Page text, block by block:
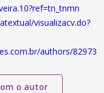
visualizacv.do?
authors/82973
o autor